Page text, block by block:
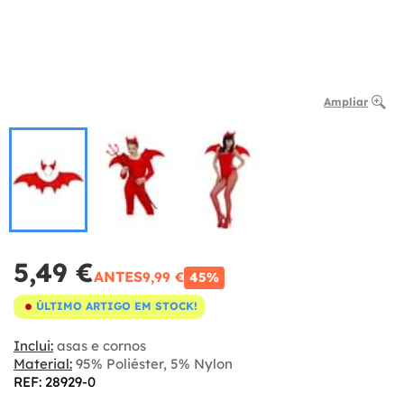
Ampliar
5,49 €ANTES9,99 € 45%
ÚLTIMO ARTIGO EM STOCK!
Inclui: asas e cornos
Material: 95% Poliéster, 5% Nylon
REF: 28929-0